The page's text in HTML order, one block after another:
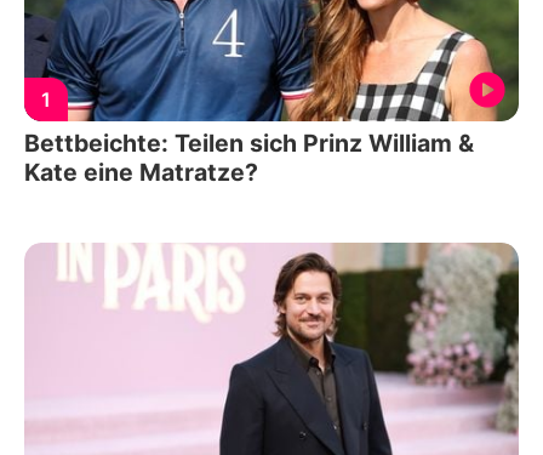
1
Bettbeichte: Teilen sich Prinz William &
Kate eine Matratze?